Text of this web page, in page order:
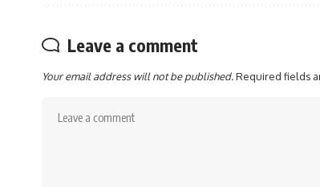
Leave a comment
Your email address will not be published.Required fields